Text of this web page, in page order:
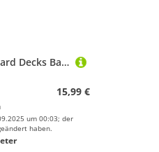
Wdbild Paddle Board Decks Bag Mit Und Haken Easy Transport Paddleboard Storage Surfboard Zubehör Zum Surfen des Decks Tragbarer Surfboard Paddleboard Speicher Zum Surfenwanderung
15,99 €
um 00:03; der
haben.